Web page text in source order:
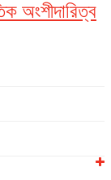
অংশীদারিত্ব